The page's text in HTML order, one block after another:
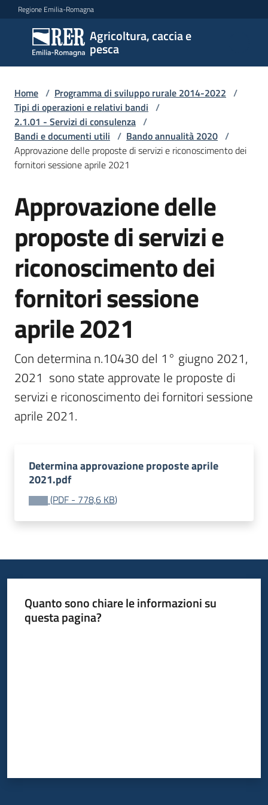
Vai al contenuto
Vai alla navigazione
Vai al footer
Regione Emilia-Romagna
Agricoltura, caccia e
pesca
Agricoltura,
caccia e
pesca
Argomenti
Novità
Servizi
Leggi
atti
bandi
Menu selezionato
Piani
programmi
progetti
Agricoltura
Seguici
Home / Programma di sviluppo rurale 2014-2022 /
Tipi di operazioni e relativi bandi /
2.1.01 - Servizi di consulenza /
Bandi e documenti utili / Bando annualità 2020 /
Approvazione delle proposte di servizi e riconoscimento dei
fornitori sessione aprile 2021
Approvazione delle
proposte di servizi e
riconoscimento dei
fornitori sessione
aprile 2021
Con determina n.10430 del 1° giugno 2021,
2021  sono state approvate le proposte di
servizi e riconoscimento dei fornitori sessione
aprile 2021.
Determina approvazione proposte aprile
2021.pdf
(PDF - 778,6 KB)
Quanto sono chiare le informazioni su
questa pagina?